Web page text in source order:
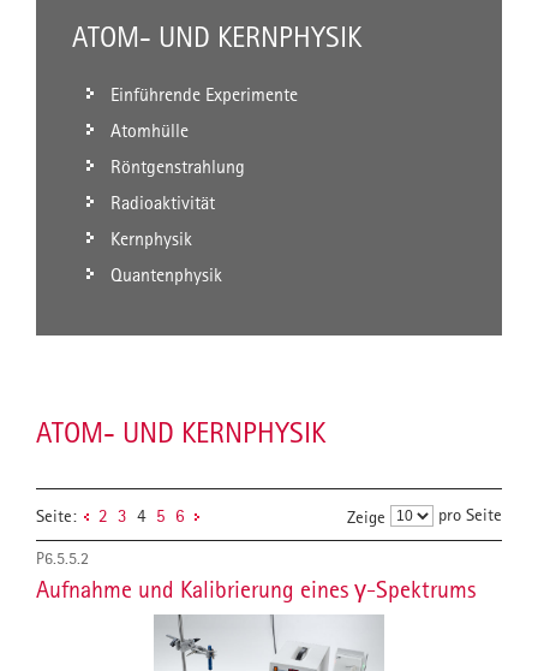
ATOM- UND KERNPHYSIK
Einführende Experimente
Atomhülle
Röntgenstrahlung
Radioaktivität
Kernphysik
Quantenphysik
ATOM- UND KERNPHYSIK
Seite: 2 3 4 5 6 Zeige pro Seite
P6.5.5.2
Aufnahme und Kalibrierung eines γ-Spektrums